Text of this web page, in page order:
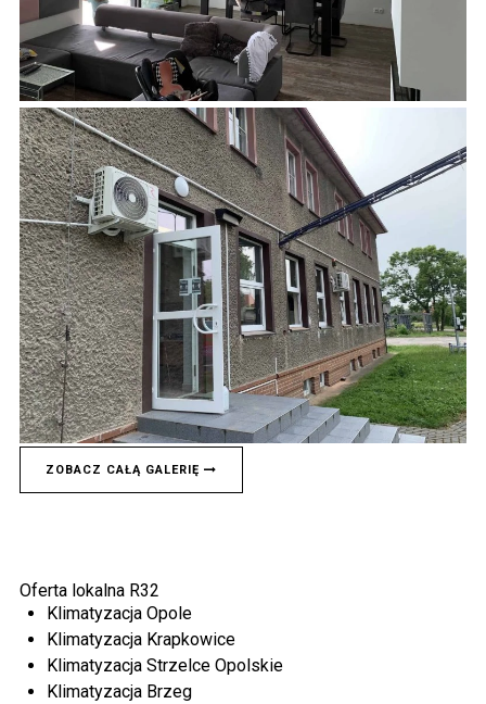
ZOBACZ CAŁĄ GALERIĘ
Oferta lokalna R32
Klimatyzacja Opole
Klimatyzacja Krapkowice
Klimatyzacja Strzelce Opolskie
Klimatyzacja Brzeg